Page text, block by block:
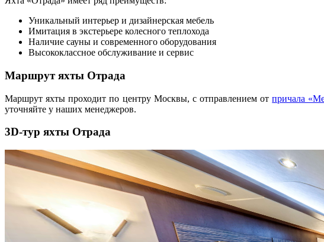
Уникальный интерьер и дизайнерская мебель
Имитация в экстерьере колесного теплохода
Наличие сауны и современного оборудования
Высококлассное обслуживание и сервис
Маршрут яхты Отрада
Маршрут яхты проходит по центру Москвы, с отправлением отпричала
уточняйте у наших менеджеров.
3D-тур яхты Отрада